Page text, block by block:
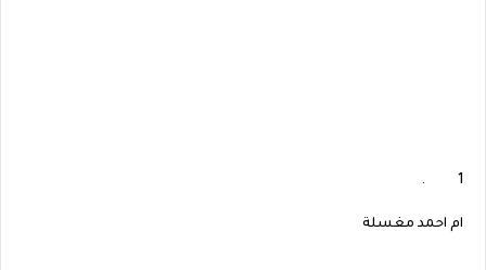
1 .
ام احمد مغسلة